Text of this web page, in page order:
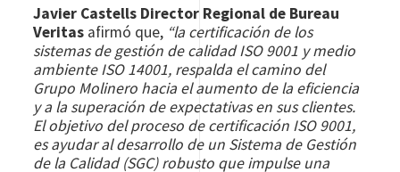
Javier Castells Director Regional de Bureau
Veritas afirmó que, “la certificación de los
sistemas de gestión de calidad ISO 9001 y medio
ambiente ISO 14001, respalda el camino del
Grupo Molinero hacia el aumento de la eficiencia
y a la superación de expectativas en sus clientes.
El objetivo del proceso de certificación ISO 9001,
es ayudar al desarrollo de un Sistema de Gestión
de la Calidad (SGC) robusto que impulse una